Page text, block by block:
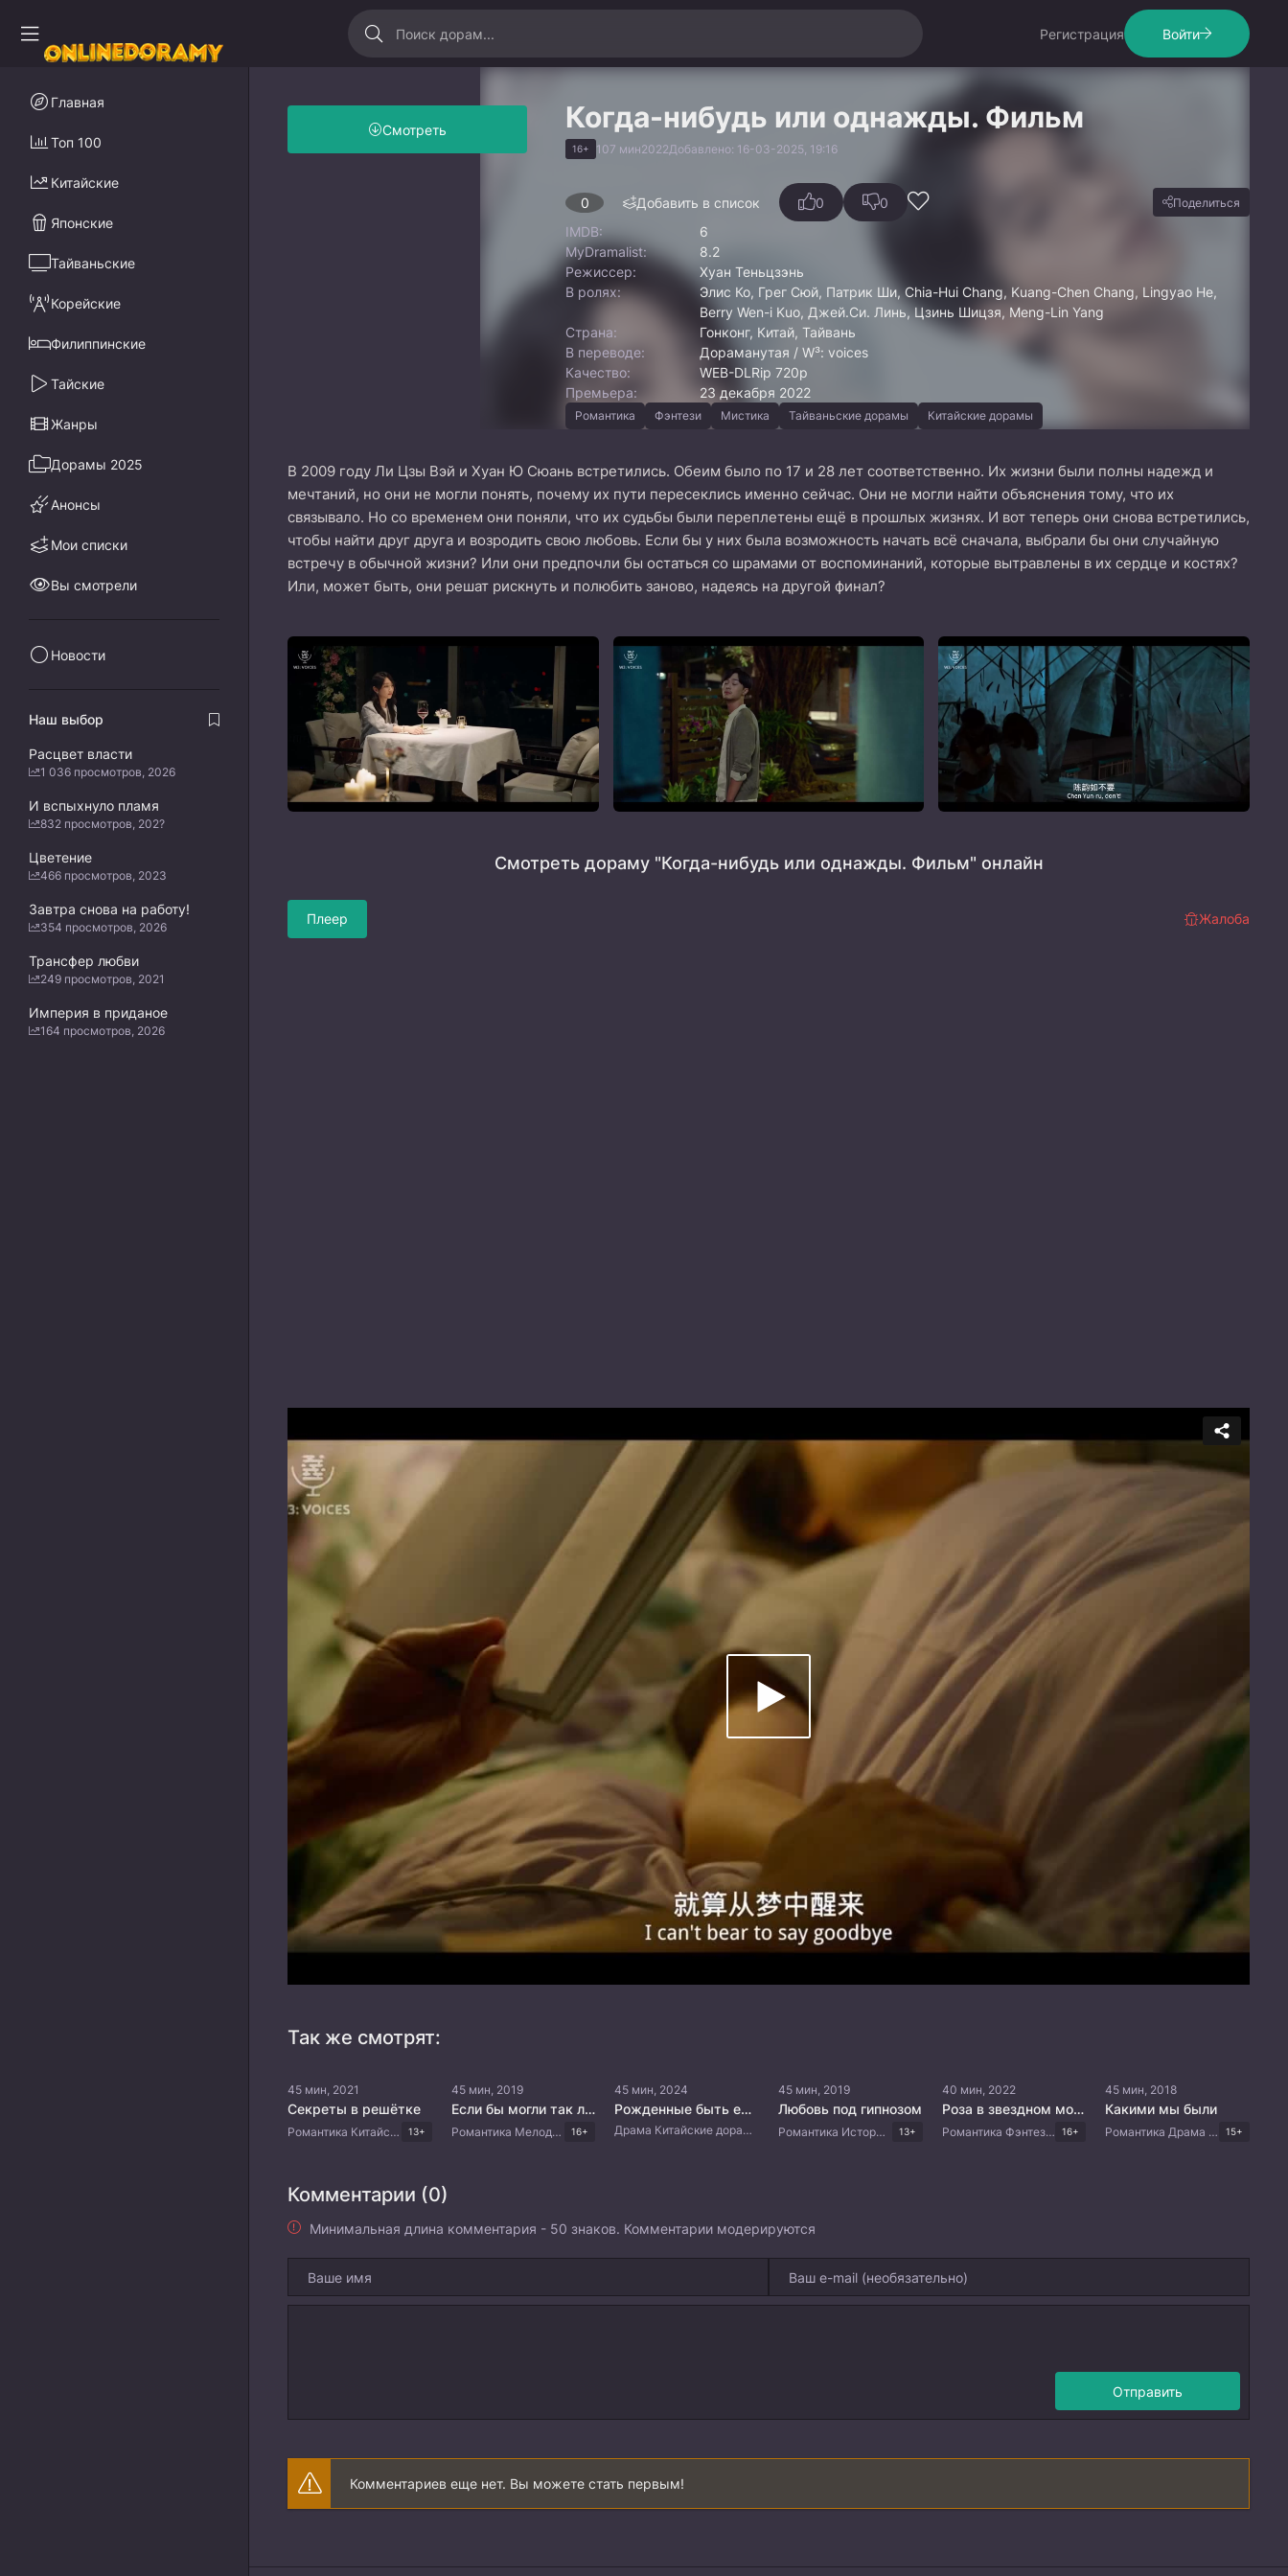
Регистрация Войти
Когда-нибудь или однажды. Фильм
16+ 107 мин2022Добавлено: 16-03-2025, 19:16
Смотреть
0 Добавить в список 0 0 Поделиться
IMDB:
6
MyDramalist:
8.2
Режиссер:
Хуан Теньцзэнь
В ролях:
Элис Ко, Грег Сюй, Патрик Ши, Chia-Hui Chang, Kuang-Chen Chang, Lingyao He,
Berry Wen-i Kuo, Джей.Си. Линь, Цзинь Шицзя, Meng-Lin Yang
Страна:
Гонконг, Китай, Тайвань
В переводе:
Дораманутая / W³: voices
Качество:
WEB-DLRip 720p
Премьера:
23 декабря 2022
Романтика Фэнтези Мистика Тайваньские дорамы Китайские дорамы
В 2009 году Ли Цзы Вэй и Хуан Ю Сюань встретились. Обеим было по 17 и 28 лет соответственно. Их жизни были полны надежд и
мечтаний, но они не могли понять, почему их пути пересеклись именно сейчас. Они не могли найти объяснения тому, что их
связывало. Но со временем они поняли, что их судьбы были переплетены ещё в прошлых жизнях. И вот теперь они снова встретились,
чтобы найти друг друга и возродить свою любовь. Если бы у них была возможность начать всё сначала, выбрали бы они случайную
встречу в обычной жизни? Или они предпочли бы остаться со шрамами от воспоминаний, которые вытравлены в их сердце и костях?
Или, может быть, они решат рискнуть и полюбить заново, надеясь на другой финал?
Смотреть дораму "Когда-нибудь или однажды. Фильм" онлайн
Плеер Жалоба
Так же смотрят:
45 мин, 2021
Секреты в решётке
Романтика Китайские дорамы 13+
45 мин, 2019
Если бы могли так любить
Романтика Мелодрама Драма Китайские дорамы 16+
45 мин, 2024
Рожденные быть единственными
Драма Китайские дорамы
45 мин, 2019
Любовь под гипнозом
Романтика Исторический Комедия Драма Китайские дорамы 13+
40 мин, 2022
Роза в звездном море
Романтика Фэнтези Китайские дорамы 16+
45 мин, 2018
Какими мы были
Романтика Драма Китайские дорамы 15+
Комментарии (0)
Минимальная длина комментария - 50 знаков. Комментарии модерируются
Отправить
Комментариев еще нет. Вы можете стать первым!
Главная
Топ 100
Китайские
Японские
Тайваньские
Корейские
Филиппинские
Тайские
Жанры
Дорамы 2025
Анонсы
Мои списки
Вы смотрели
Новости
Наш выбор
Расцвет власти
1 036 просмотров, 2026
И вспыхнуло пламя
832 просмотров, 202?
Цветение
466 просмотров, 2023
Завтра снова на работу!
354 просмотров, 2026
Трансфер любви
249 просмотров, 2021
Империя в приданое
164 просмотров, 2026